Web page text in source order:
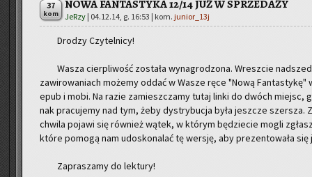
37
kom
NOWA FANTASTYKA 12/14 JUŻ W SPRZEDAŻY
JeRzy | 04.12.14, g. 16:53 | kom. junior_13j
Dro­dzy Czy­tel­ni­cy!
Wasza cier­pli­wość zo­sta­ła wy­na­gro­dzo­na. Wresz­cie
za­wi­ro­wa­niach mo­że­my oddać w Wasze ręce "Nową
epub i mobi. Na razie za­miesz­cza­my tutaj linki do dwóch miejsc,
nak pra­cu­je­my nad tym, żeby dys­try­bu­cja była jesz­cze szer­sza.
chwi­la po­ja­wi się rów­nież wątek, w któ­rym bę­dzie­cie mogli
które po­mo­gą nam udo­sko­na­lać tę wer­sję, aby pre­zen­to­wa­ła się
Za­pra­sza­my do lek­tu­ry!